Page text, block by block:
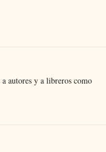
autores y a libreros como